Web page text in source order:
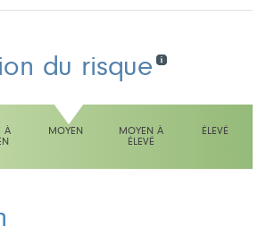
du risque
À
MOYEN
MOYEN À
ÉLEVÉ
ÉLEVÉ